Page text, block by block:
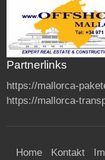
Partnerlinks
https://mallorca-
https://mallorca-
Home Kontakt